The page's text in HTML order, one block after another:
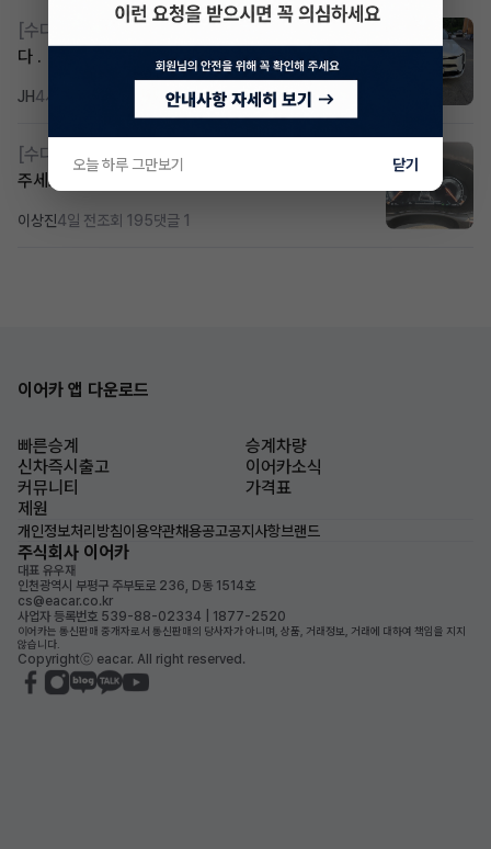
[수다방]
다 .
JH4시간 전 댓글 2
[수다방]
Gv70 승계자분 구합니다 지원금 협의연락
주세요
이상진4일 전조회 195댓글 1
이어카 앱 다운로드
빠른승계
승계차량
신차즉시출고
이어카소식
커뮤니티
가격표
제원
개인정보처리방침이용약관채용공고공지사항브랜드
주식회사 이어카
대표 유우재
인천광역시 부평구 주부토로 236, D동 1514호
cs@eacar.co.kr
사업자 등록번호 539-88-02334 | 1877-2520
이어카는 통신판매 중개자로서 통신판매의 당사자가 아니며, 상품, 거래정보, 거래에 대하여 책임을 지지
않습니다.
Copyrightⓒ eacar. All right reserved.
오늘 하루 그만보기 닫기